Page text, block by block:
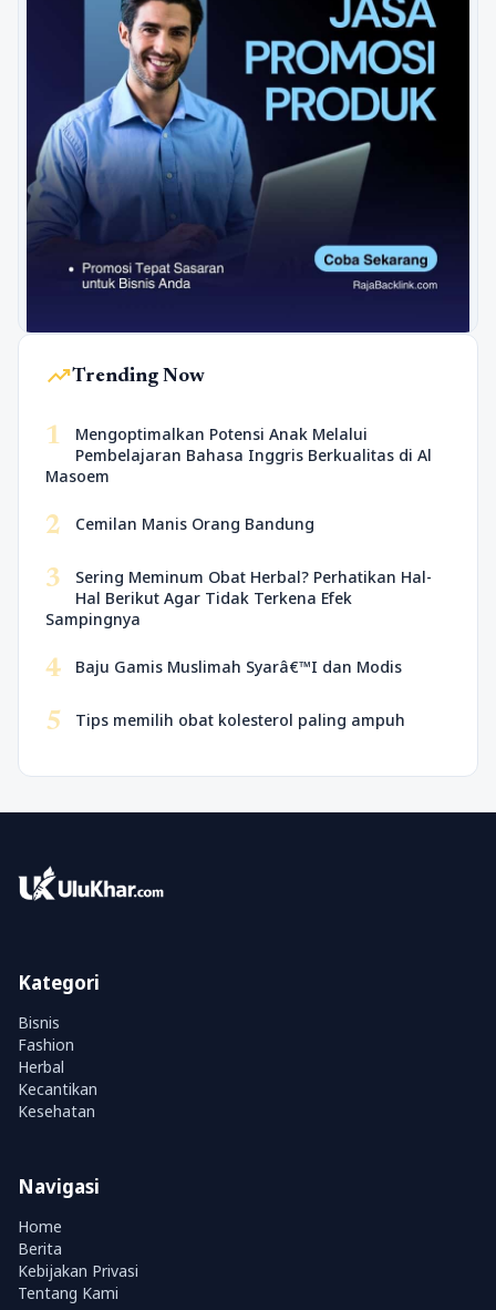
trending_upTrending Now
1
Mengoptimalkan Potensi Anak Melalui
Pembelajaran Bahasa Inggris Berkualitas di Al
Masoem
2 Cemilan Manis Orang Bandung
3
Sering Meminum Obat Herbal? Perhatikan Hal-
Hal Berikut Agar Tidak Terkena Efek
Sampingnya
4 Baju Gamis Muslimah Syarâ€™I dan Modis
5 Tips memilih obat kolesterol paling ampuh
Kategori
Bisnis
Fashion
Herbal
Kecantikan
Kesehatan
Navigasi
Home
Berita
Kebijakan Privasi
Tentang Kami